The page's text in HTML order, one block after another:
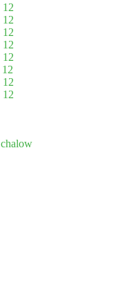
12
12
12
12
12
12
12
12
chalow